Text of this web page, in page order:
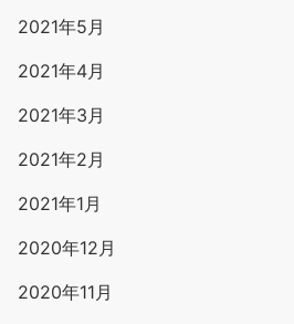
2021年5月
2021年4月
2021年3月
2021年2月
2021年1月
2020年12月
2020年11月